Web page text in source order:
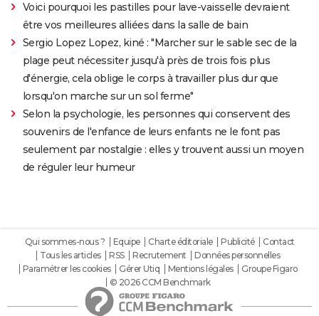
Voici pourquoi les pastilles pour lave-vaisselle devraient
être vos meilleures alliées dans la salle de bain
Sergio Lopez Lopez, kiné : "Marcher sur le sable sec de la
plage peut nécessiter jusqu'à près de trois fois plus
d'énergie, cela oblige le corps à travailler plus dur que
lorsqu'on marche sur un sol ferme"
Selon la psychologie, les personnes qui conservent des
souvenirs de l'enfance de leurs enfants ne le font pas
seulement par nostalgie : elles y trouvent aussi un moyen
de réguler leur humeur
Qui sommes-nous ? Equipe Charte éditoriale Publicité
Contact
Tous les articles
RSS Recrutement
Données personnelles
Paramétrer les cookies
Gérer Utiq Mentions légales
Groupe Figaro
© 2026 CCM Benchmark